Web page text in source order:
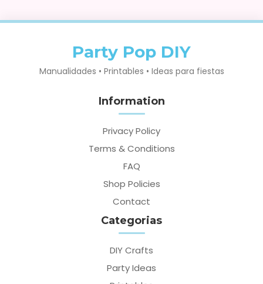
Party Pop DIY
Manualidades • Printables • Ideas para fiestas
Information
Privacy Policy
Terms & Conditions
FAQ
Shop Policies
Contact
Categorias
DIY Crafts
Party Ideas